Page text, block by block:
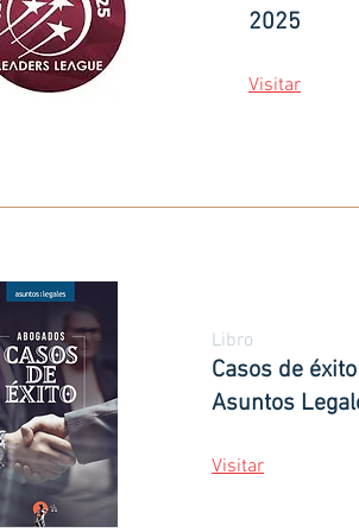
2025
Visitar
Libro
Casos de éxito
Asuntos
Visitar